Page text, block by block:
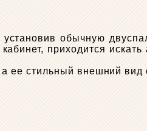
обычную
приходится
ее стильный внешний